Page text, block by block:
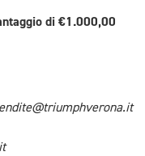
di €1.000,00